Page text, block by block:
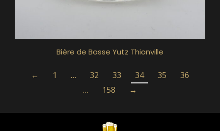
Bière de Basse Yutz Thionville
← 1 … 32 33 34 35
36
…
158 →